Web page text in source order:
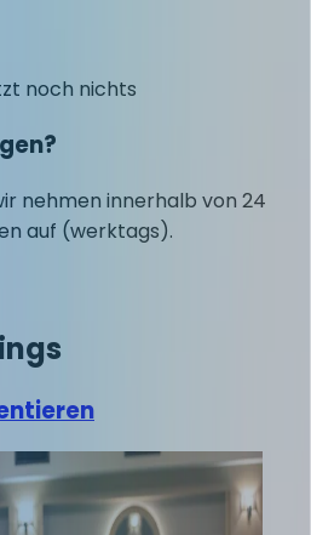
noch nichts
nehmen innerhalb von 24
auf (werktags).